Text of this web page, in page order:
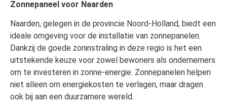
Zonnepaneel voor Naarden
Naarden, gelegen in de provincie Noord-Holland, biedt een
ideale omgeving voor de installatie van zonnepanelen.
Dankzij de goede zoninstraling in deze regio is het een
uitstekende keuze voor zowel bewoners als ondernemers
om te investeren in zonne-energie. Zonnepanelen helpen
niet alleen om energiekosten te verlagen, maar dragen
ook bij aan een duurzamere wereld.